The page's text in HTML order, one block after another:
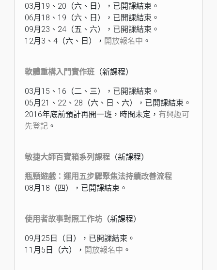
03月19、20（六、日），已開課結束。
06月18、19（六、日），已開課結束。
09月23、24（五、六），已開課結束。
12月3、4（六、日）， 開放報名中 。
軟體重構入門實作班 （新課程）
03月15、16（二、三），已開課結束。
05月21、22、28（六、日、六），已開課結束。
2016年底前預計再開一班，時間未定， 有興趣可
先登記 。
敏捷大師百寶箱系列課程 （新課程）
瓶頸遊戲：運用五步驟聚焦法持續改善流程
08月18（四），已開課結束。
使用者故事對照工作坊 （新課程）
09月25日（日），已開課結束。
11月5日（六）， 開放報名中 。